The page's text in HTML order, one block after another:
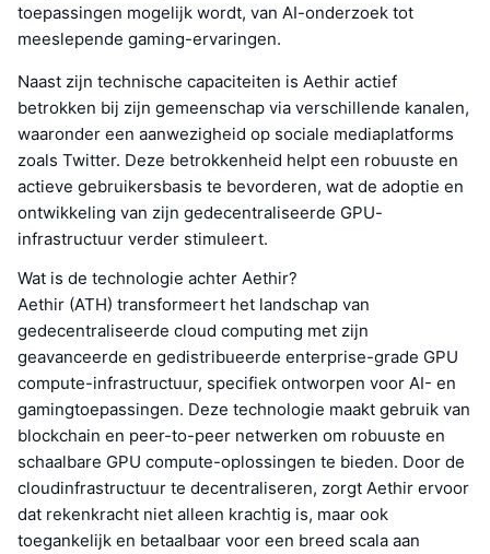
toepassingen mogelijk wordt, van AI-onderzoek tot
meeslepende gaming-ervaringen.
Naast zijn technische capaciteiten is Aethir actief
betrokken bij zijn gemeenschap via verschillende kanalen,
waaronder een aanwezigheid op sociale mediaplatforms
zoals Twitter. Deze betrokkenheid helpt een robuuste en
actieve gebruikersbasis te bevorderen, wat de adoptie en
ontwikkeling van zijn gedecentraliseerde GPU-
infrastructuur verder stimuleert.
Wat is de technologie achter Aethir?
Aethir (ATH) transformeert het landschap van
gedecentraliseerde cloud computing met zijn
geavanceerde en gedistribueerde enterprise-grade GPU
compute-infrastructuur, specifiek ontworpen voor AI- en
gamingtoepassingen. Deze technologie maakt gebruik van
blockchain en peer-to-peer netwerken om robuuste en
schaalbare GPU compute-oplossingen te bieden. Door de
cloudinfrastructuur te decentraliseren, zorgt Aethir ervoor
dat rekenkracht niet alleen krachtig is, maar ook
toegankelijk en betaalbaar voor een breed scala aan